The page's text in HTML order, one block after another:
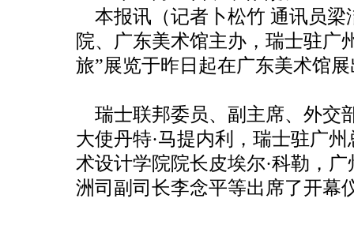
本报讯（记者卜松竹 通讯员梁
院、广东美术馆主办，瑞士驻广
旅”展览于昨日起在广东美术馆
瑞士联邦委员、副主席、外交
大使丹特·马提内利，瑞士驻广
术设计学院院长皮埃尔·科勒，
洲司副司长李念平等出席了开幕